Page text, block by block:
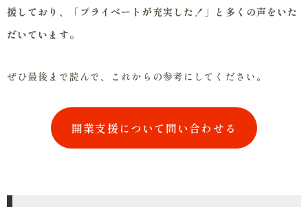
援しており、「プライベートが充実した！」と多くの声をいた
だいています。
ぜひ最後まで読んで、これからの参考にしてください。
開業支援について問い合わせる